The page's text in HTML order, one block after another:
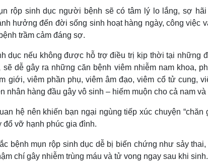
rộp sinh dục người bệnh sẽ có tâm lý lo lắng, sợ
hưởng đến đời sống sinh hoạt hàng ngày, công việc
trầm cảm đáng sợ.
dục nếu không được hỗ trợ điều trị kịp thời tại những
sẽ dễ gây ra những căn bệnh viêm nhiễm nam khoa,
giới, viêm phần phụ, viêm âm đạo, viêm cổ tử cung,
nhân hàng đầu gây vô sinh – hiếm muộn cho cả nam
hệ nên khiến bạn ngại ngùng tiếp xúc chuyện “chăn
đổ vỡ hạnh phúc gia đình.
bệnh mụn rộp sinh dục dễ bị biến chứng như sảy
chí gây nhiễm trùng máu và tử vong ngay sau khi sinh.